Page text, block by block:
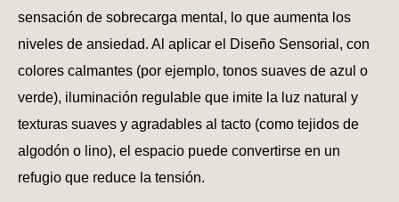
sensación de sobrecarga mental, lo que aumenta los
niveles de ansiedad. Al aplicar el Diseño Sensorial, con
colores calmantes (por ejemplo, tonos suaves de azul o
verde), iluminación regulable que imite la luz natural y
texturas suaves y agradables al tacto (como tejidos de
algodón o lino), el espacio puede convertirse en un
refugio que reduce la tensión.